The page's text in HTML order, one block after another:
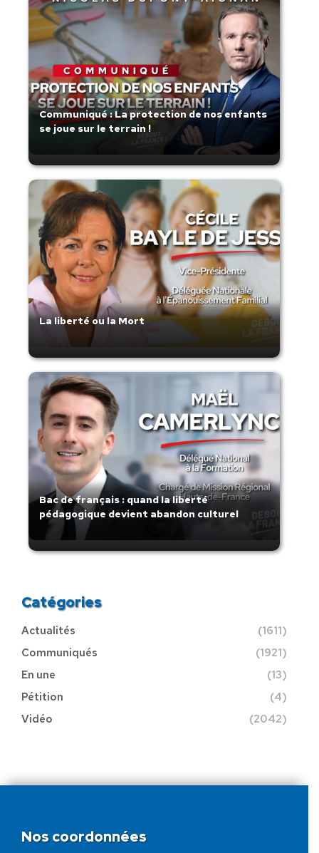
Communiqué : La protection de nos enfants
se joue sur le terrain !
La liberté ou la Mort
Bac de français : quand la liberté
pédagogique devient abandon culturel
Catégories
Actualités
(1611)
Communiqués
(1921)
En une
(13)
Pétition
(4)
Vidéo
(2042)
Nos coordonnées